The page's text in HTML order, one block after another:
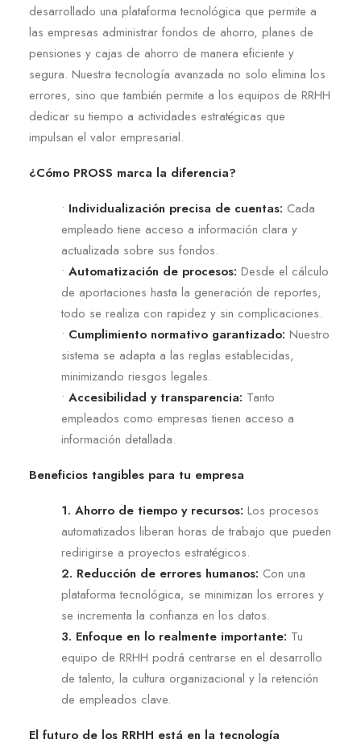
desarrollado una plataforma tecnológica que permite a
las empresas administrar fondos de ahorro, planes de
pensiones y cajas de ahorro de manera eficiente y
segura. Nuestra tecnología avanzada no solo elimina los
errores, sino que también permite a los equipos de RRHH
dedicar su tiempo a actividades estratégicas que
impulsan el valor empresarial.
¿Cómo PROSS marca la diferencia?
• Individualización precisa de cuentas: Cada
empleado tiene acceso a información clara y
actualizada sobre sus fondos.
• Automatización de procesos: Desde el cálculo
de aportaciones hasta la generación de reportes,
todo se realiza con rapidez y sin complicaciones.
• Cumplimiento normativo garantizado: Nuestro
sistema se adapta a las reglas establecidas,
minimizando riesgos legales.
• Accesibilidad y transparencia: Tanto
empleados como empresas tienen acceso a
información detallada.
Beneficios tangibles para tu empresa
1. Ahorro de tiempo y recursos: Los procesos
automatizados liberan horas de trabajo que pueden
redirigirse a proyectos estratégicos.
2. Reducción de errores humanos: Con una
plataforma tecnológica, se minimizan los errores y
se incrementa la confianza en los datos.
3. Enfoque en lo realmente importante: Tu
equipo de RRHH podrá centrarse en el desarrollo
de talento, la cultura organizacional y la retención
de empleados clave.
El futuro de los RRHH está en la tecnología